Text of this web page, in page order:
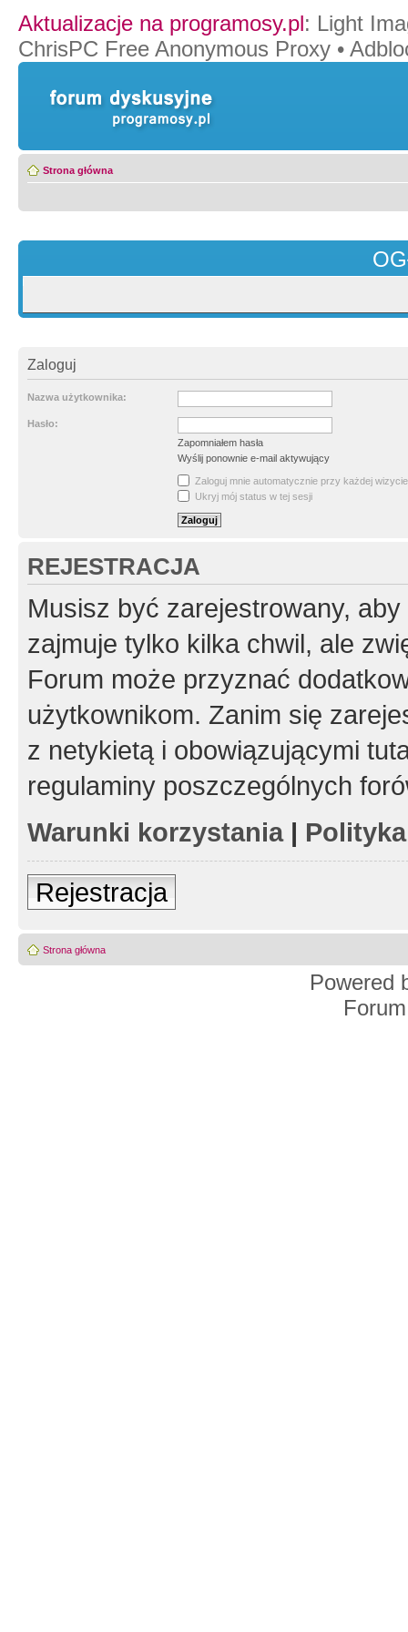
Aktualizacje na programosy.pl: Light
ChrisPC Free Anonymous Proxy •
Strona główna
Zaloguj
Nazwa użytkownika:
Hasło:
Zapomniałem hasła
Wyślij ponownie e-mail aktywujący
Zaloguj mnie automatycznie przy każdej wizycie
Ukryj mój status w tej sesji
REJESTRACJA
Musisz być zarejestrowany,
zajmuje tylko kilka chwil, ale
Forum może przyznać
użytkownikom. Zanim się
z netykietą i obowiązującymi
regulaminy poszczególnych
Warunki korzystania|
Rejestracja
Strona główna
Powered